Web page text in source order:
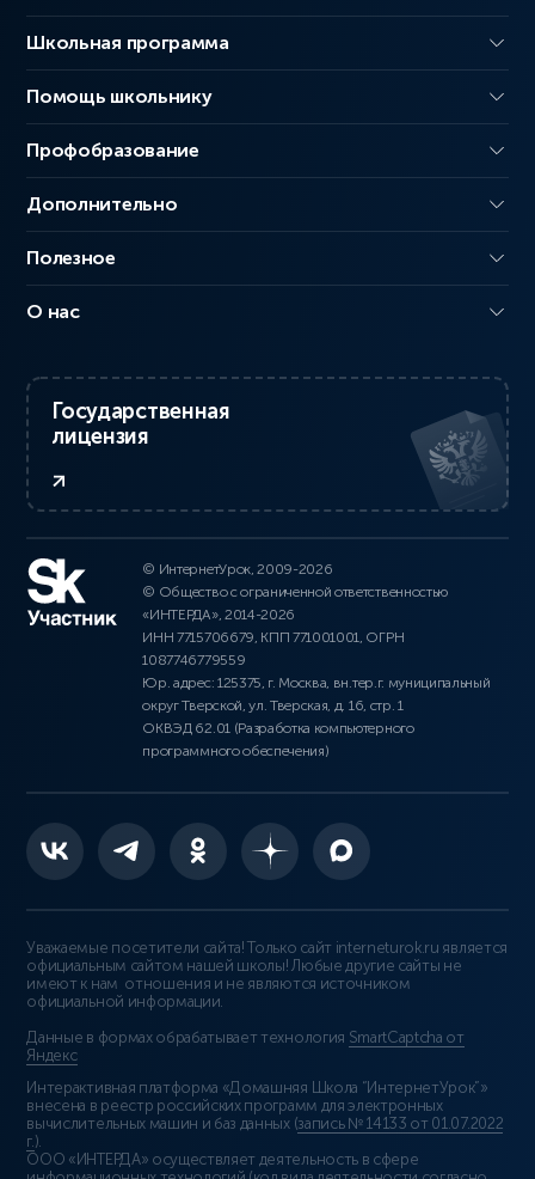
Школьная программа
Помощь школьнику
Профобразование
Дополнительно
Полезное
О нас
Государственная
лицензия
© ИнтернетУрок, 2009-2026
© Общество с ограниченной ответственностью
«ИНТЕРДА», 2014-2026
ИНН 7715706679, КПП 771001001, ОГРН
1087746779559
Юр. адрес: 125375, г. Москва, вн.тер.г. муниципальный
округ Тверской, ул. Тверская, д. 16, стр. 1
ОКВЭД 62.01 (Разработка компьютерного
программного обеспечения)
Уважаемые посетители сайта! Только сайт interneturok.ru является
официальным сайтом нашей школы! Любые другие сайты не
имеют к нам отношения и не являются источником
официальной информации.
Данные в формах обрабатывает технология SmartCaptcha от
Яндекс
Интерактивная платформа «Домашняя Школа “ИнтернетУрок”»
внесена в реестр российских программ для электронных
вычислительных машин и баз данных (запись № 14133 от 01.07.2022
г.).
ООО «ИНТЕРДА» осуществляет деятельность в сфере